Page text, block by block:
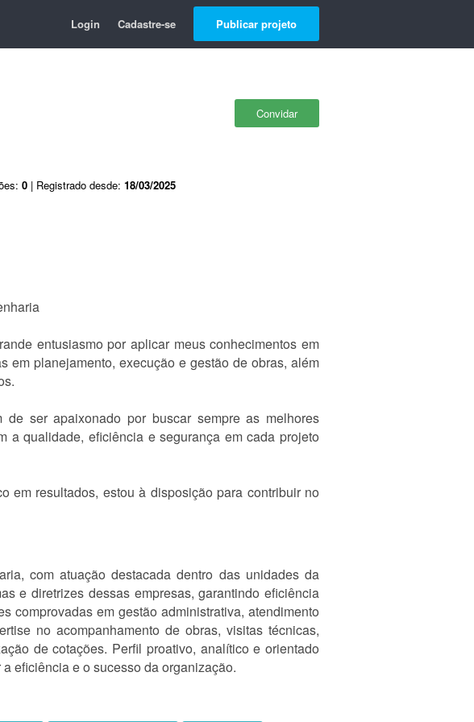
Login Cadastre-se Publicar projeto
Convidar
0 | Registrado desde: 18/03/2025
entusiasmo por aplicar meus conhecimentos em
em planejamento, execução e gestão de obras, além
ser apaixonado por buscar sempre as melhores
a qualidade, eficiência e segurança em cada projeto
em resultados, estou à disposição para contribuir no
com atuação destacada dentro das unidades da
e diretrizes dessas empresas, garantindo eficiência
comprovadas em gestão administrativa, atendimento
no acompanhamento de obras, visitas técnicas,
de cotações. Perfil proativo, analítico e orientado
eficiência e o sucesso da organização.